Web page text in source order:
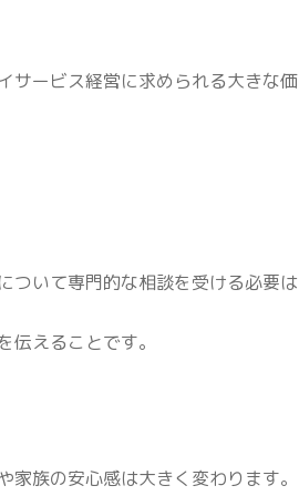
サービス経営に求められる大きな価
ついて専門的な相談を受ける必要は
えることです。
族の安心感は大きく変わります。